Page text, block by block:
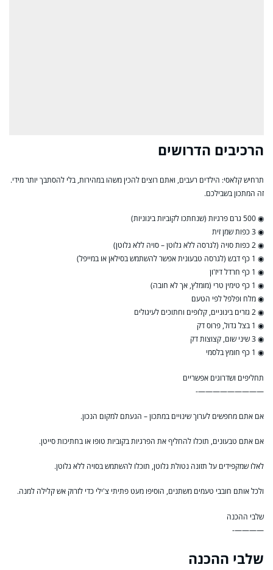
הרכיבים הדרושים
תרחיש קלאסי: הילדים רעבים, ואתם רוצים להכין משהו במהירות, בלי להסתבך יותר מידי.
זה המתכון בשבילכם.
◉ 500 גרם פרגיות (שנחתכו לקוביות בינוניות)
◉ 3 כפות שמן זית
◉ 2 כפות סויה (לגרסה ללא גלוטן – סויה ללא גלוטן)
◉ 1 כף דבש (לגרסה טבעונית אפשר להשתמש בסילאן או במייפל)
◉ 1 כף חרדל דיז'ון
◉ 1 כף טימין טרי (מומלץ, אך לא חובה)
◉ מלח ופלפל לפי הטעם
◉ 2 גזרים בינוניים, קלופים וחתוכים לעיגולים
◉ 1 בצל גדול, פרוס דק
◉ 3 שיני שום, קצוצות דק
◉ 1 כף חומץ בלסמי
תחליפים ושדרוגים אפשריים
—————————-
אם אתם מחפשים לערוך שינויים במתכון – הגעתם למקום הנכון.
אם אתם טבעונים, תוכלו להחליף את הפרגיות בקוביות טופו או בחתיכות סייטן.
לאלו שמקפידים על תזונה נטולת גלוטן, תוכלו להשתמש בסויה ללא גלוטן.
ולכל אותם חובבי טעמים משתנים, הוסיפו מעט פתיתי צ'ילי כדי לזרוק אש קלילה למנה.
שלבי ההכנה
————-
שלבי ההכנה